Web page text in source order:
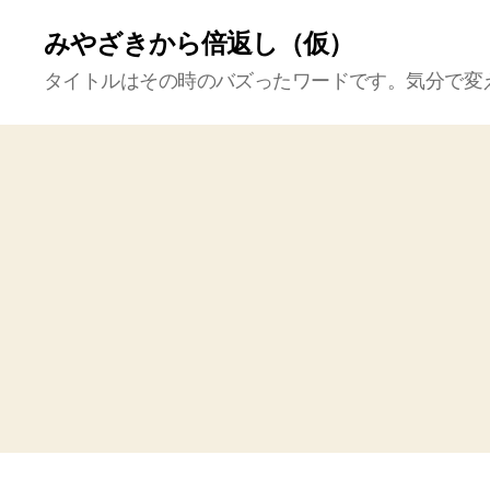
みやざきから倍返し（仮）
タイトルはその時のバズったワードです。気分で変